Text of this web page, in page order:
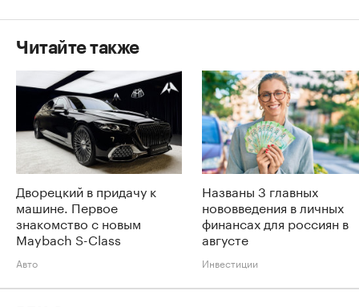
Читайте также
Дворецкий в придачу к
машине. Первое
знакомство с новым
Maybach S-Class
Авто
Названы 3 главных
нововведения в личных
финансах для россиян в
августе
Инвестиции